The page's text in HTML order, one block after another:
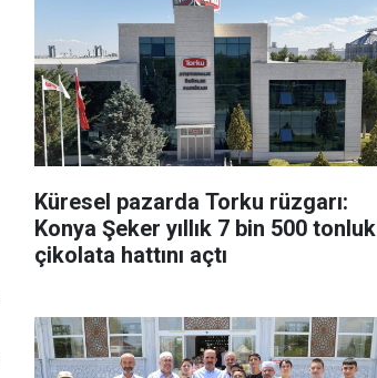
Küresel pazarda Torku rüzgarı:
Konya Şeker yıllık 7 bin 500 tonluk
çikolata hattını açtı